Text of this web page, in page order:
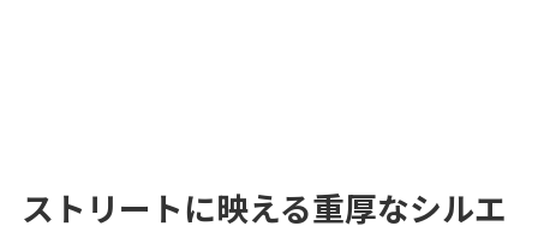
ストリートに映える重厚なシルエ